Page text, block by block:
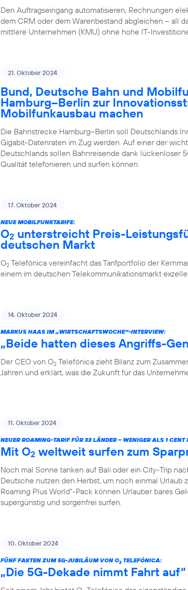
Den Auftragseingang automatisieren, Rechnungen
dem CRM oder dem Warenbestand abgleichen – all
mittlere Unternehmen (KMU) ohne hohe IT-
21. Oktober 2024
Bund, Deutsche Bahn und
Hamburg–Berlin zur
Mobilfunkausbau machen
Die Bahnstrecke Hamburg–Berlin soll Deutschlands
Gigabit-Datenraten im Zug werden. Auf einer der
Deutschlands sollen Bahnreisende dank lückenloser
Qualität telefonieren und surfen können.
17. Oktober 2024
NEUE MOBILFUNKTARIFE:
O2 unterstreicht Preis-
deutschen Markt
O2 Telefónica vereinfacht das Tarifportfolio der
einem im deutschen Telekommunikationsmarkt
14. Oktober 2024
MARKUS HAAS IM „WIRTSCHAFTSWOCHE“-INTERVIEW:
„Beide hatten dieses Angriffs-
Der CEO von O2 Telefónica zieht Bilanz zum
Jahren und erklärt, was die Zukunft für das
11. Oktober 2024
NEUER ROAMING-TARIF FÜR 33 LÄNDER – WENIGER ALS 1 CENT
Mit O2 weltweit surfen zum
Noch mal Sonne tanken auf Bali oder ein City-Trip
Deutsche nutzen den Herbst, um noch einmal Urlaub
Roaming Plus World“-Pack können Urlauber bares
supergünstig und sorgenfrei surfen.
10. Oktober 2024
FÜNF FAKTEN ZUM 5G-JUBILÄUM VON O2 TELEFÓNICA:
„Die 5G-Dekade nimmt Fahrt auf“